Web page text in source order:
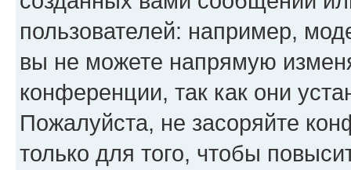
пользователей: например,
вы не можете напрямую
конференции, так как они
Пожалуйста, не засоряйте
только для того, чтобы